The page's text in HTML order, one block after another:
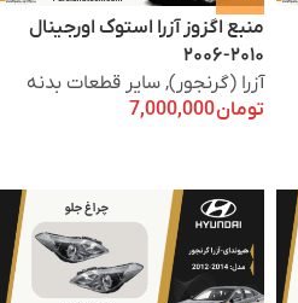
منبع اگزوز آزرا استوک اورجینال
۲۰۱۰-۲۰۰۶
آزرا (گرنجور), سایر قطعات بدنه
تومان